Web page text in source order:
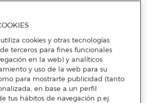
cookies y otras tecnologías
terceros para fines funcionales
en la web) y analíticos
y uso de la web para su
para mostrarte publicidad (tanto
en base a un perfil
tus hábitos de navegación p.ej.